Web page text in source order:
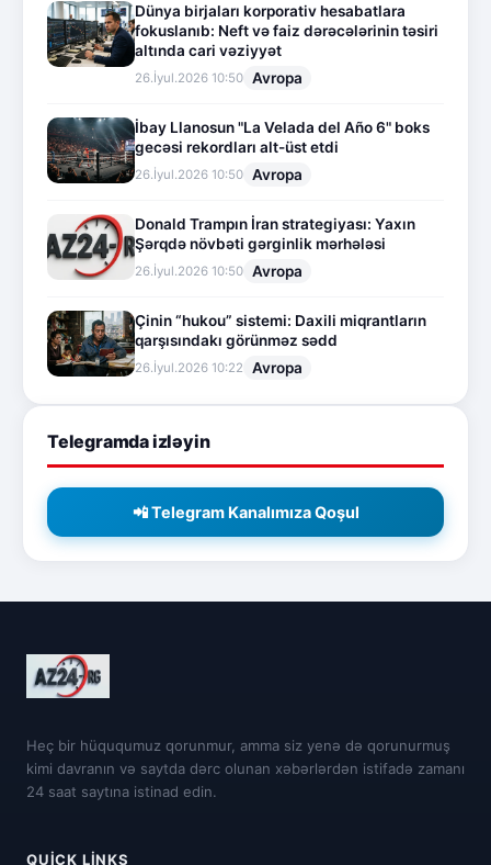
Dünya birjaları korporativ hesabatlara
fokuslanıb: Neft və faiz dərəcələrinin təsiri
altında cari vəziyyət
26.İyul.2026 10:50 Avropa
İbay Llanosun "La Velada del Año 6" boks
gecəsi rekordları alt-üst etdi
26.İyul.2026 10:50 Avropa
Donald Trampın İran strategiyası: Yaxın
Şərqdə növbəti gərginlik mərhələsi
26.İyul.2026 10:50 Avropa
Çinin “hukou” sistemi: Daxili miqrantların
qarşısındakı görünməz sədd
26.İyul.2026 10:22 Avropa
Telegramda izləyin
📲 Telegram Kanalımıza Qoşul
Heç bir hüququmuz qorunmur, amma siz yenə də qorunurmuş
kimi davranın və saytda dərc olunan xəbərlərdən istifadə zamanı
24 saat saytına istinad edin.
QUICK LINKS